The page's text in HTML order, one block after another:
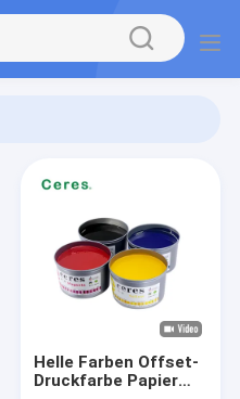
Helle Farben Offset-
Druckfarbe Papier